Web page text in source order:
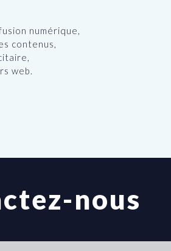
numérique,
contenus,
web.
nous